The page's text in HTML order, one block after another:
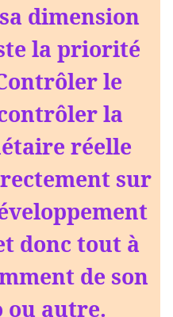
dimension
la priorité
le
la
réelle
sur
donc tout à
de son
ou autre.